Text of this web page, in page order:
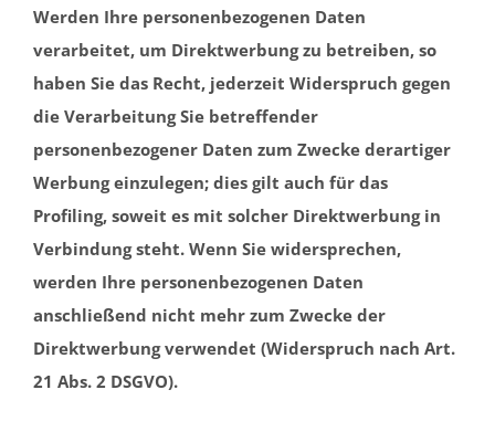
Werden Ihre personenbezogenen Daten
verarbeitet, um Direktwerbung zu betreiben, so
haben Sie das Recht, jederzeit Widerspruch gegen
die Verarbeitung Sie betreffender
personenbezogener Daten zum Zwecke derartiger
Werbung einzulegen; dies gilt auch für das
Profiling, soweit es mit solcher Direktwerbung in
Verbindung steht. Wenn Sie widersprechen,
werden Ihre personenbezogenen Daten
anschließend nicht mehr zum Zwecke der
Direktwerbung verwendet (Widerspruch nach Art.
21 Abs. 2 DSGVO).